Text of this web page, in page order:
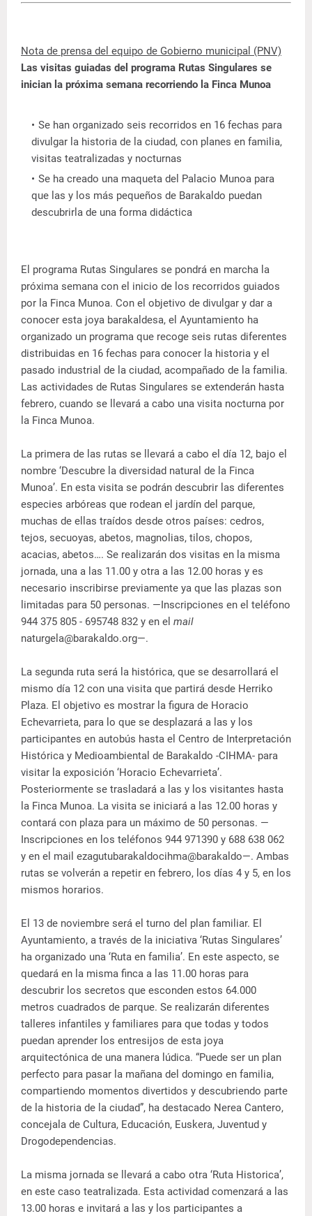
Nota de prensa del equipo de Gobierno municipal (PNV)
Las visitas guiadas del programa Rutas Singulares se
inician la próxima semana recorriendo la Finca Munoa
Se han organizado seis recorridos en 16 fechas para
divulgar la historia de la ciudad, con planes en familia,
visitas teatralizadas y nocturnas
Se ha creado una maqueta del Palacio Munoa para
que las y los más pequeños de Barakaldo puedan
descubrirla de una forma didáctica
El programa Rutas Singulares se pondrá en marcha la
próxima semana con el inicio de los recorridos guiados
por la Finca Munoa. Con el objetivo de divulgar y dar a
conocer esta joya barakaldesa, el Ayuntamiento ha
organizado un programa que recoge seis rutas diferentes
distribuidas en 16 fechas para conocer la historia y el
pasado industrial de la ciudad, acompañado de la familia.
Las actividades de Rutas Singulares se extenderán hasta
febrero, cuando se llevará a cabo una visita nocturna por
la Finca Munoa.
La primera de las rutas se llevará a cabo el día 12, bajo el
nombre ‘Descubre la diversidad natural de la Finca
Munoa’. En esta visita se podrán descubrir las diferentes
especies arbóreas que rodean el jardín del parque,
muchas de ellas traídos desde otros países: cedros,
tejos, secuoyas, abetos, magnolias, tilos, chopos,
acacias, abetos…. Se realizarán dos visitas en la misma
jornada, una a las 11.00 y otra a las 12.00 horas y es
necesario inscribirse previamente ya que las plazas son
limitadas para 50 personas. —Inscripciones en el teléfono
944 375 805 - 695748 832 y en el mail
naturgela@barakaldo.org—.
La segunda ruta será la histórica, que se desarrollará el
mismo día 12 con una visita que partirá desde Herriko
Plaza. El objetivo es mostrar la figura de Horacio
Echevarrieta, para lo que se desplazará a las y los
participantes en autobús hasta el Centro de Interpretación
Histórica y Medioambiental de Barakaldo -CIHMA- para
visitar la exposición ‘Horacio Echevarrieta’.
Posteriormente se trasladará a las y los visitantes hasta
la Finca Munoa. La visita se iniciará a las 12.00 horas y
contará con plaza para un máximo de 50 personas. —
Inscripciones en los teléfonos 944 971390 y 688 638 062
y en el mail ezagutubarakaldocihma@barakaldo—. Ambas
rutas se volverán a repetir en febrero, los días 4 y 5, en los
mismos horarios.
El 13 de noviembre será el turno del plan familiar. El
Ayuntamiento, a través de la iniciativa ‘Rutas Singulares’
ha organizado una ‘Ruta en familia’. En este aspecto, se
quedará en la misma finca a las 11.00 horas para
descubrir los secretos que esconden estos 64.000
metros cuadrados de parque. Se realizarán diferentes
talleres infantiles y familiares para que todas y todos
puedan aprender los entresijos de esta joya
arquitectónica de una manera lúdica. “Puede ser un plan
perfecto para pasar la mañana del domingo en familia,
compartiendo momentos divertidos y descubriendo parte
de la historia de la ciudad”, ha destacado Nerea Cantero,
concejala de Cultura, Educación, Euskera, Juventud y
Drogodependencias.
La misma jornada se llevará a cabo otra ‘Ruta Historica’,
en este caso teatralizada. Esta actividad comenzará a las
13.00 horas e invitará a las y los participantes a